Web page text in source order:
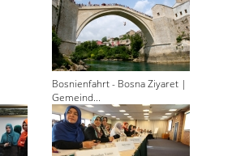
Bosnienfahrt - Bosna Ziyaret |
Gemeind...